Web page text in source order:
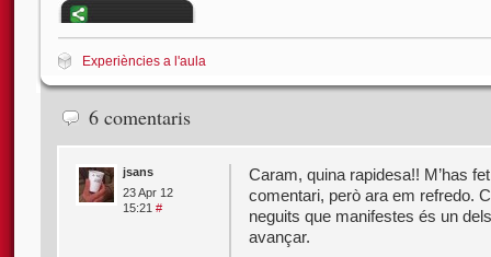
Experiències a l'aula
6 comentaris
jsans
23 Apr 12
15:21 #
Caram, quina rapidesa!! M’has
comentari, però ara em refredo.
neguits que manifestes és un
avançar.